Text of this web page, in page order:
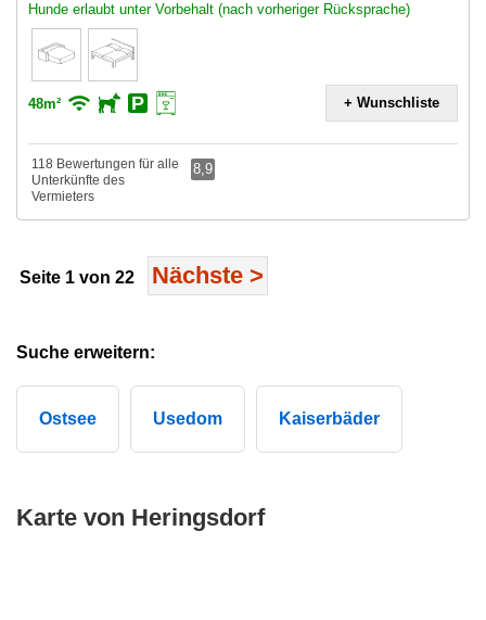
Hunde erlaubt unter Vorbehalt (nach vorheriger Rücksprache)
48m² + Wunschliste
118 Bewertungen für alle
Unterkünfte des
Vermieters
8,9
Seite 1 von 22 Nächste >
Suche erweitern:
Ostsee Usedom Kaiserbäder
Karte von Heringsdorf